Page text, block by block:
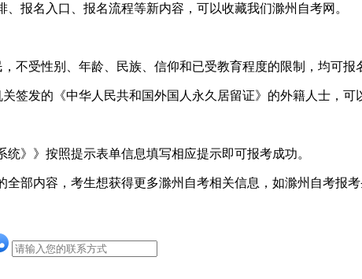
报名入口、报名流程等新内容，可以收藏我们滁州自考网。
受性别、年龄、民族、信仰和已受教育程度的限制，均可报
发的《中华人民共和国外国人永久居留证》的外籍人士，可
》》按照提示表单信息填写相应提示即可报考成功。
内容，考生想获得更多滁州自考相关信息，如滁州自考报考